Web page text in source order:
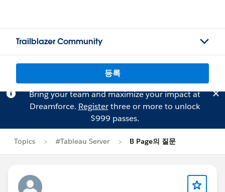
Trailblazer Community
등록
Bring your team and maximize your impact at
Dreamforce. Registerthree or more to unlock
$999 passes.
Topics #Tableau Server B Page의 질문